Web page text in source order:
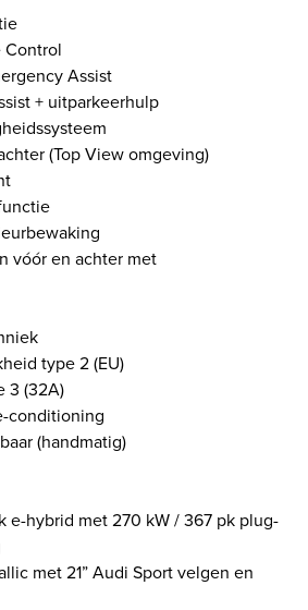
Control
Assist
+ uitparkeerhulp
(Top View omgeving)
vóór en achter met
type 2 (EU)
3 (32A)
conditioning
(handmatig)
hybrid met 270 kW / 367 pk plug-
met 21” Audi Sport velgen en